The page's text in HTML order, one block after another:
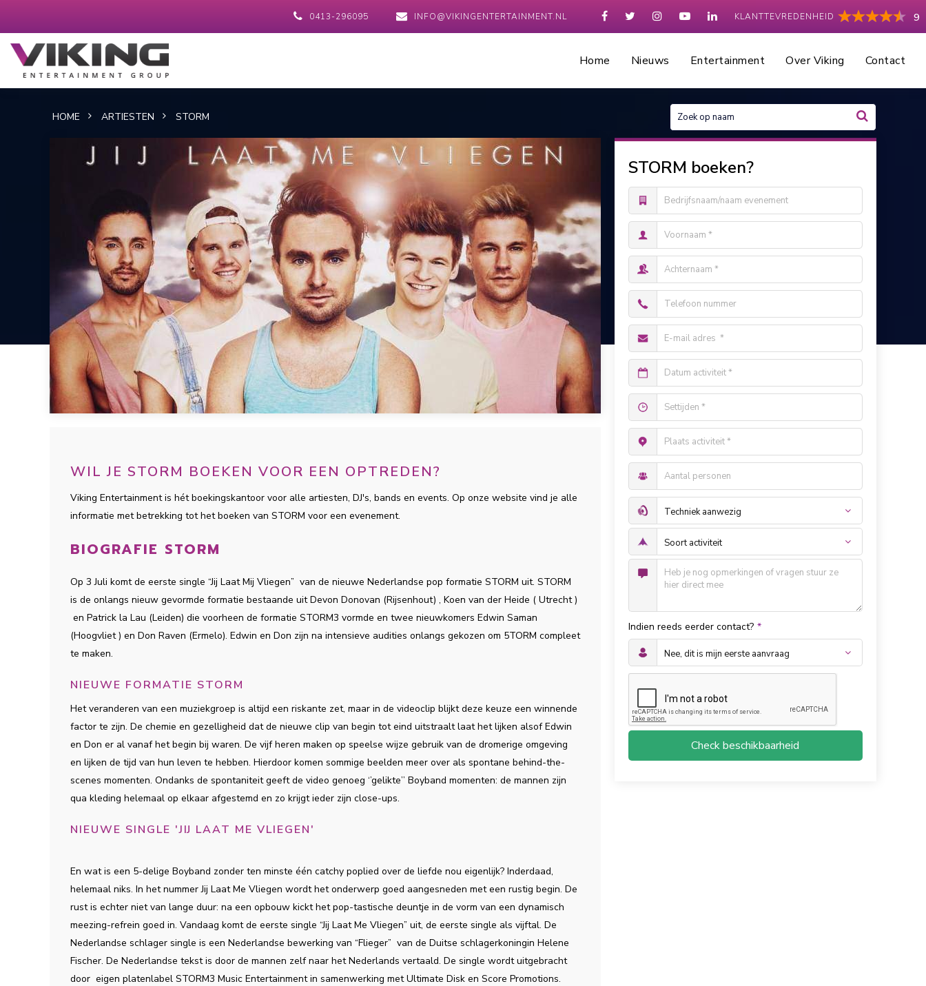
KLANTTEVREDENHEID 9
0413-296095 INFO@VIKINGENTERTAINMENT.NL
Home Nieuws Entertainment Over Viking Contact
HOME ARTIESTEN STORM
WIL JE STORM BOEKEN VOOR EEN OPTREDEN?
Viking Entertainment is hét boekingskantoor voor alle artiesten, DJ's, bands en events. Op onze website vind je alle
informatie met betrekking tot het boeken van STORM voor een evenement.
BIOGRAFIE STORM
Op 3 Juli komt de eerste single “Jij Laat Mij Vliegen” van de nieuwe Nederlandse pop formatie STORM uit. STORM
is de onlangs nieuw gevormde formatie bestaande uit Devon Donovan (Rijsenhout) , Koen van der Heide ( Utrecht )
en Patrick la Lau (Leiden) die voorheen de formatie STORM3 vormde en twee nieuwkomers Edwin Saman
(Hoogvliet ) en Don Raven (Ermelo). Edwin en Don zijn na intensieve audities onlangs gekozen om 5TORM compleet
te maken.
NIEUWE FORMATIE STORM
Het veranderen van een muziekgroep is altijd een riskante zet, maar in de videoclip blijkt deze keuze een winnende
factor te zijn. De chemie en gezelligheid dat de nieuwe clip van begin tot eind uitstraalt laat het lijken alsof Edwin
en Don er al vanaf het begin bij waren. De vijf heren maken op speelse wijze gebruik van de dromerige omgeving
en lijken de tijd van hun leven te hebben. Hierdoor komen sommige beelden meer over als spontane behind-the-
scenes momenten. Ondanks de spontaniteit geeft de video genoeg ‘’gelikte’’ Boyband momenten: de mannen zijn
qua kleding helemaal op elkaar afgestemd en zo krijgt ieder zijn close-ups.
NIEUWE SINGLE 'JIJ LAAT ME VLIEGEN'
En wat is een 5-delige Boyband zonder ten minste één catchy poplied over de liefde nou eigenlijk? Inderdaad,
helemaal niks. In het nummer Jij Laat Me Vliegen wordt het onderwerp goed aangesneden met een rustig begin. De
rust is echter niet van lange duur: na een opbouw kickt het pop-tastische deuntje in de vorm van een dynamisch
meezing-refrein goed in. Vandaag komt de eerste single “Jij Laat Me Vliegen” uit, de eerste single als vijftal. De
Nederlandse schlager single is een Nederlandse bewerking van “Flieger” van de Duitse schlagerkoningin Helene
Fischer. De Nederlandse tekst is door de mannen zelf naar het Nederlands vertaald. De single wordt uitgebracht
door eigen platenlabel STORM3 Music Entertainment in samenwerking met Ultimate Disk en Score Promotions.
STORM boeken?
Indien reeds eerder contact? *
Check beschikbaarheid